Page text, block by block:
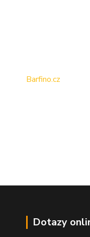
Barfino.cz
Dotazy